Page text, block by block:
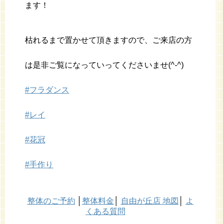
ます！
枯れるまで置かせて頂きますので、ご来店の方
は是非ご覧になっていってくださいませ(^-^)
#フラダンス
#レイ
#花冠
#手作り
整体のご予約 整体料金 自由が丘店 地図
よ
くある質問